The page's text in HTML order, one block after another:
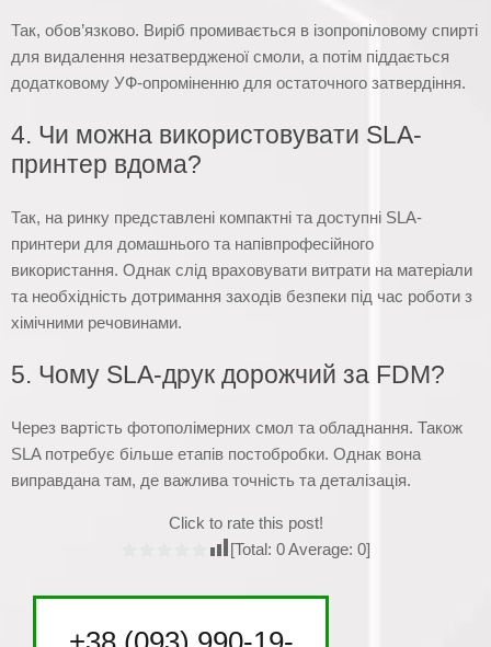
Так, обов’язково. Виріб промивається в ізопропіловому спирті
для видалення незатвердженої смоли, а потім піддається
додатковому УФ-опроміненню для остаточного затвердіння.
4. Чи можна використовувати SLA-
принтер вдома?
Так, на ринку представлені компактні та доступні SLA-
принтери для домашнього та напівпрофесійного
використання. Однак слід враховувати витрати на матеріали
та необхідність дотримання заходів безпеки під час роботи з
хімічними речовинами.
5. Чому SLA-друк дорожчий за FDM?
Через вартість фотополімерних смол та обладнання. Також
SLA потребує більше етапів постобробки. Однак вона
виправдана там, де важлива точність та деталізація.
Click to rate this post!
[Total: 0Average: 0]